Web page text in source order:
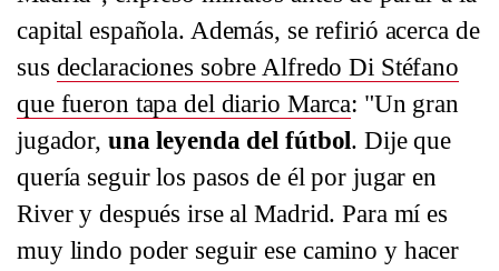
capital española. Además, se refirió acerca de
sus declaraciones sobre Alfredo Di Stéfano
que fueron tapa del diario Marca: "Un gran
jugador, una leyenda del fútbol. Dije que
quería seguir los pasos de él por jugar en
River y después irse al Madrid. Para mí es
muy lindo poder seguir ese camino y hacer